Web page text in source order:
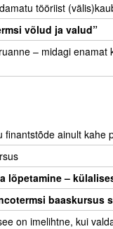
tööriist
võlud ja valud”
– midagi
finantstõde ainult kahe
lõpetamine –
baaskursus
on imelihtne, kui